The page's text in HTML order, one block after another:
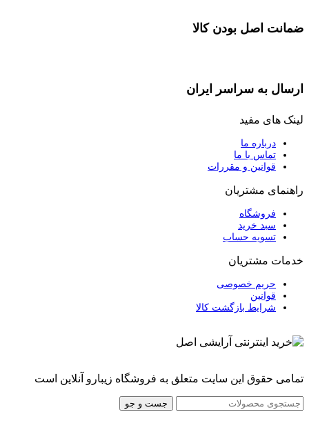
ضمانت اصل بودن کالا
ارسال به سراسر ایران
لینک های مفید
درباره ما
تماس با ما
قوانین و مقررات
راهنمای مشتریان
فروشگاه
سبد خرید
تسویه حساب
خدمات مشتریان
حریم خصوصی
قوانین
شرایط بازگشت کالا
تمامی حقوق این سایت متعلق به فروشگاه زیبارو آنلاین است
جست و جو